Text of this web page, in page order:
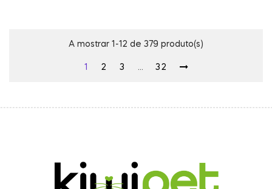
A mostrar 1-12 de 379 produto(s)
1 2 3 … 32